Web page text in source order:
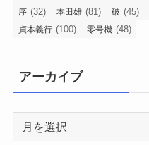
序 (32) 本田雄 (81) 破 (45)
貞本義行 (100) 零号機 (48)
アーカイブ